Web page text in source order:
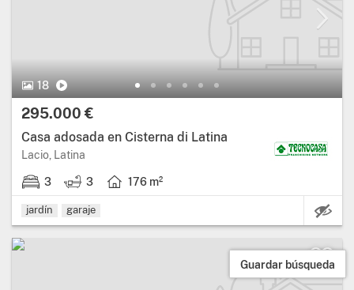
18
295.000 €
Casa adosada en Cisterna di Latina
Lacio, Latina
3 3 176 m²
jardín garaje
Guardar búsqueda